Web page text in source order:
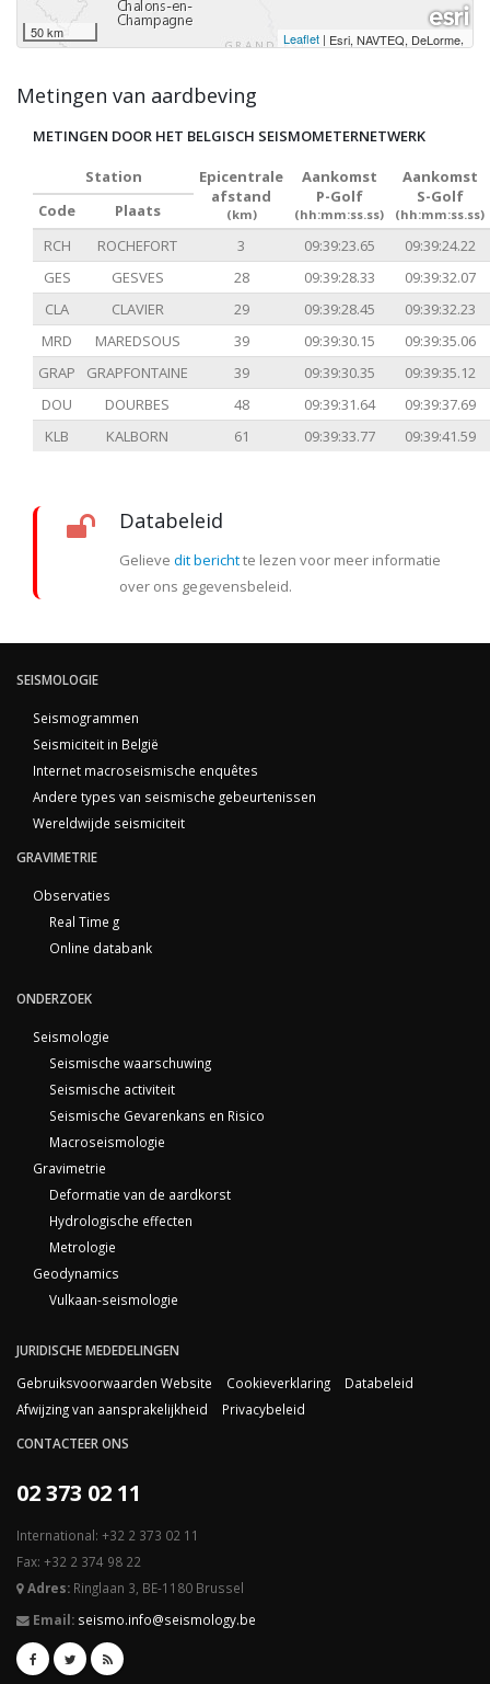
50 km Leaflet | Esri, NAVTEQ, DeLorme,
Metingen van aardbeving
METINGEN DOOR HET BELGISCH SEISMOMETERNETWERK
Station
Epicentrale
afstand
(km)
Aankomst
P-Golf
(hh:mm:ss.ss)
Aankomst
S-Golf
(hh:mm:ss.ss)
Code
Plaats
RCH
ROCHEFORT 3 09:39:23.65
09:39:24.22
GES
GESVES 28 09:39:28.33
09:39:32.07
CLA
CLAVIER 29 09:39:28.45
09:39:32.23
MRD
MAREDSOUS 39 09:39:30.15
09:39:35.06
GRAP
GRAPFONTAINE 39 09:39:30.35
09:39:35.12
DOU
DOURBES 48 09:39:31.64
09:39:37.69
KLB
KALBORN 61 09:39:33.77 09:39:41.59
Databeleid
Gelieve dit berichtte lezen voor meer informatie
over ons gegevensbeleid.
SEISMOLOGIE
Seismogrammen
Seismiciteit in België
Internet macroseismische enquêtes
Andere types van seismische gebeurtenissen
Wereldwijde seismiciteit
GRAVIMETRIE
Observaties
Real Time g
Online databank
ONDERZOEK
Seismologie
Seismische waarschuwing
Seismische activiteit
Seismische Gevarenkans en Risico
Macroseismologie
Gravimetrie
Deformatie van de aardkorst
Hydrologische effecten
Metrologie
Geodynamics
Vulkaan-seismologie
JURIDISCHE MEDEDELINGEN
Gebruiksvoorwaarden Website
Cookieverklaring
Databeleid
Afwijzing van aansprakelijkheid
Privacybeleid
CONTACTEER ONS
02 373 02 11
International: +32 2 373 02 11
Fax: +32 2 374 98 22
Adres: Ringlaan 3, BE-1180 Brussel
Email: seismo.info@seismology.be